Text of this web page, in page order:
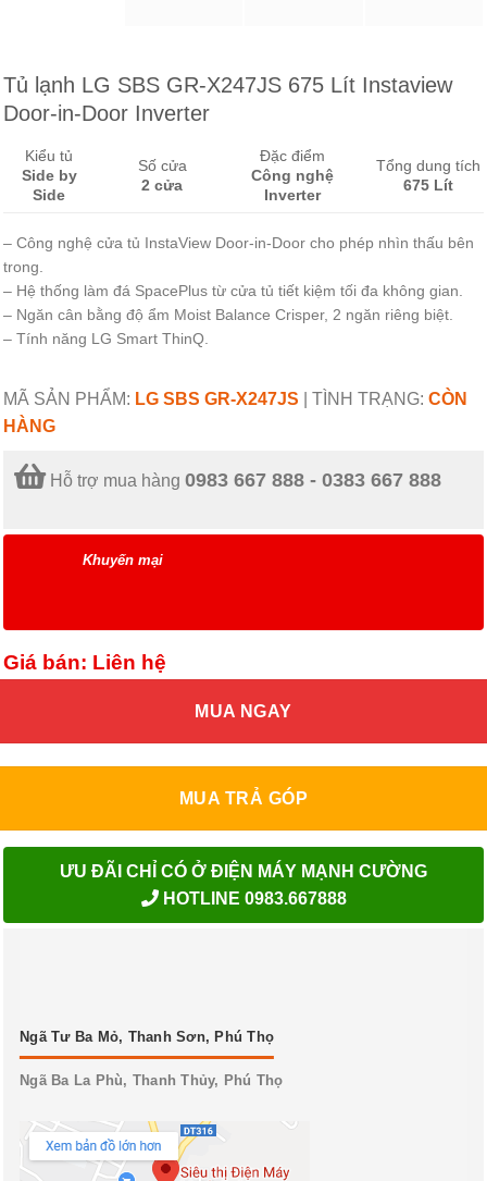
Tủ lạnh LG SBS GR-X247JS 675 Lít Instaview
Door-in-Door Inverter
Kiểu tủ
Side by
Side
Số cửa
2 cửa
Đặc điểm
Công nghệ
Inverter
Tổng dung tích
675 Lít
– Công nghệ cửa tủ InstaView Door-in-Door cho phép nhìn thấu bên
trong.
– Hệ thống làm đá SpacePlus từ cửa tủ tiết kiệm tối đa không gian.
– Ngăn cân bằng độ ẩm Moist Balance Crisper, 2 ngăn riêng biệt.
– Tính năng LG Smart ThinQ.
MÃ SẢN PHẨM: LG SBS GR-X247JS TÌNH TRẠNG: CÒN
HÀNG
Hỗ trợ mua hàng 0983 667 888 - 0383 667 888
Khuyến mại
Giá bán: Liên hệ
MUA NGAY
MUA TRẢ GÓP
ƯU ĐÃI CHỈ CÓ Ở ĐIỆN MÁY MẠNH CƯỜNG
HOTLINE 0983.667888
Ngã Tư Ba Mỏ, Thanh Sơn, Phú Thọ
Ngã Ba La Phù, Thanh Thủy, Phú Thọ